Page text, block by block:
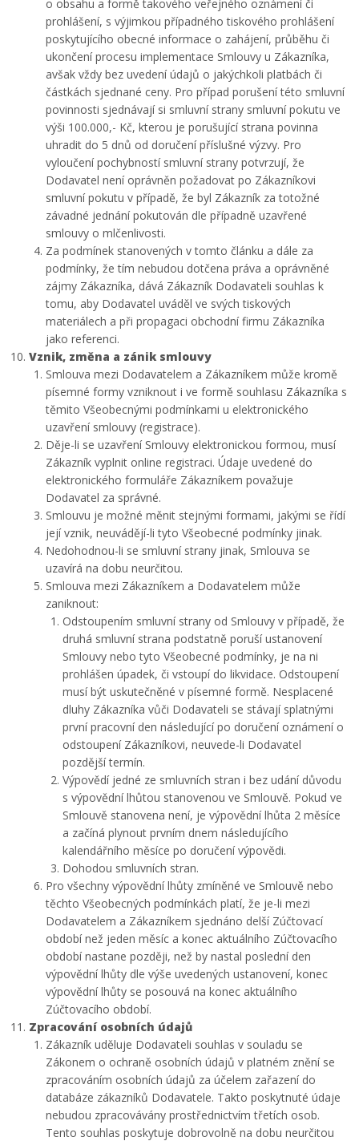
o obsahu a formě takového veřejného oznámení či
prohlášení, s výjimkou případného tiskového prohlášení
poskytujícího obecné informace o zahájení, průběhu či
ukončení procesu implementace Smlouvy u Zákazníka,
avšak vždy bez uvedení údajů o jakýchkoli platbách či
částkách sjednané ceny. Pro případ porušení této smluvní
povinnosti sjednávají si smluvní strany smluvní pokutu ve
výši 100.000,- Kč, kterou je porušující strana povinna
uhradit do 5 dnů od doručení příslušné výzvy. Pro
vyloučení pochybností smluvní strany potvrzují, že
Dodavatel není oprávněn požadovat po Zákazníkovi
smluvní pokutu v případě, že byl Zákazník za totožné
závadné jednání pokutován dle případně uzavřené
smlouvy o mlčenlivosti.
Za podmínek stanovených v tomto článku a dále za
podmínky, že tím nebudou dotčena práva a oprávněné
zájmy Zákazníka, dává Zákazník Dodavateli souhlas k
tomu, aby Dodavatel uváděl ve svých tiskových
materiálech a při propagaci obchodní firmu Zákazníka
jako referenci.
Vznik, změna a zánik smlouvy
Smlouva mezi Dodavatelem a Zákazníkem může kromě
písemné formy vzniknout i ve formě souhlasu Zákazníka s
těmito Všeobecnými podmínkami u elektronického
uzavření smlouvy (registrace).
Děje-li se uzavření Smlouvy elektronickou formou, musí
Zákazník vyplnit online registraci. Údaje uvedené do
elektronického formuláře Zákazníkem považuje
Dodavatel za správné.
Smlouvu je možné měnit stejnými formami, jakými se řídí
její vznik, neuvádějí-li tyto Všeobecné podmínky jinak.
Nedohodnou-li se smluvní strany jinak, Smlouva se
uzavírá na dobu neurčitou.
Smlouva mezi Zákazníkem a Dodavatelem může
zaniknout:
Odstoupením smluvní strany od Smlouvy v případě, že
druhá smluvní strana podstatně poruší ustanovení
Smlouvy nebo tyto Všeobecné podmínky, je na ni
prohlášen úpadek, či vstoupí do likvidace. Odstoupení
musí být uskutečněné v písemné formě. Nesplacené
dluhy Zákazníka vůči Dodavateli se stávají splatnými
první pracovní den následující po doručení oznámení o
odstoupení Zákazníkovi, neuvede-li Dodavatel
pozdější termín.
Výpovědí jedné ze smluvních stran i bez udání důvodu
s výpovědní lhůtou stanovenou ve Smlouvě. Pokud ve
Smlouvě stanovena není, je výpovědní lhůta 2 měsíce
a začíná plynout prvním dnem následujícího
kalendářního měsíce po doručení výpovědi.
Dohodou smluvních stran.
Pro všechny výpovědní lhůty zmíněné ve Smlouvě nebo
těchto Všeobecných podmínkách platí, že je-li mezi
Dodavatelem a Zákazníkem sjednáno delší Zúčtovací
období než jeden měsíc a konec aktuálního Zúčtovacího
období nastane později, než by nastal poslední den
výpovědní lhůty dle výše uvedených ustanovení, konec
výpovědní lhůty se posouvá na konec aktuálního
Zúčtovacího období.
Zpracování osobních údajů
Zákazník uděluje Dodavateli souhlas v souladu se
Zákonem o ochraně osobních údajů v platném znění se
zpracováním osobních údajů za účelem zařazení do
databáze zákazníků Dodavatele. Takto poskytnuté údaje
nebudou zpracovávány prostřednictvím třetích osob.
Tento souhlas poskytuje dobrovolně na dobu neurčitou